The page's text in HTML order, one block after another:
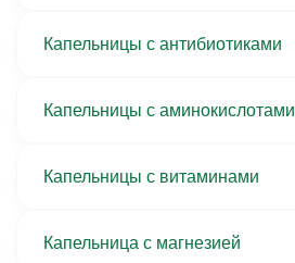
Капельницы с антибиотиками
Капельницы с аминокислотами
Капельницы с витаминами
Капельница с магнезией